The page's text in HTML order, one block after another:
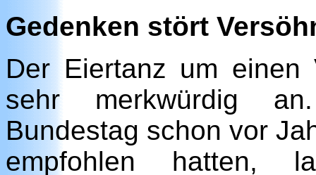
Gedenken stört
Der Eiertanz um einen
sehr merkwürdig
Bundestag schon vor
empfohlen